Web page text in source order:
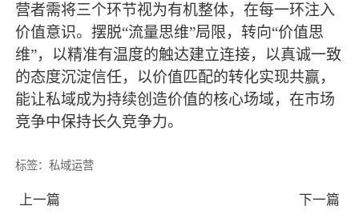
营者需将三个环节视为有机整体，在每一环注入
价值意识。摆脱“流量思维”局限，转向“价值思
维”，以精准有温度的触达建立连接，以真诚一致
的态度沉淀信任，以价值匹配的转化实现共赢，
能让私域成为持续创造价值的核心场域，在市场
竞争中保持长久竞争力。
标签：私域运营
上一篇 下一篇